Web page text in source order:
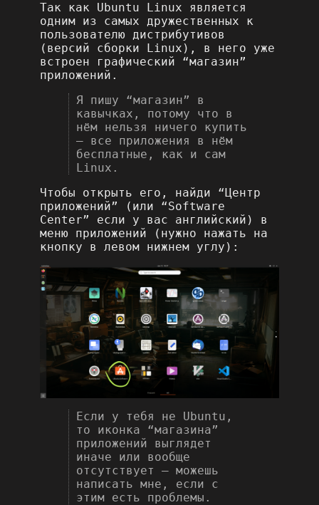
Так как Ubuntu Linux является
одним из самых дружественных к
пользователю дистрибутивов
(версий сборки Linux), в него уже
встроен графический “магазин”
приложений.
Я пишу “магазин” в
кавычках, потому что в
нём нельзя ничего купить
– все приложения в нём
бесплатные, как и сам
Linux.
Чтобы открыть его, найди “Центр
приложений” (или “Software
Center” если у вас английский) в
меню приложений (нужно нажать на
кнопку в левом нижнем углу):
Если у тебя не Ubuntu,
то иконка “магазина”
приложений выглядет
иначе или вообще
отсутствует – можешь
написать мне, если с
этим есть проблемы.